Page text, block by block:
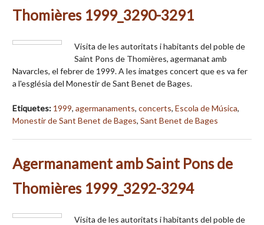
Thomières 1999_3290-3291
Visita de les autoritats i habitants del poble de
Saint Pons de Thomières, agermanat amb
Navarcles, el febrer de 1999. A les imatges concert que es va fer
a l'església del Monestir de Sant Benet de Bages.
Etiquetes: 1999, agermanaments, concerts, Escola de Música,
Monestir de Sant Benet de Bages, Sant Benet de Bages
Agermanament amb Saint Pons de
Thomières 1999_3292-3294
Visita de les autoritats i habitants del poble de